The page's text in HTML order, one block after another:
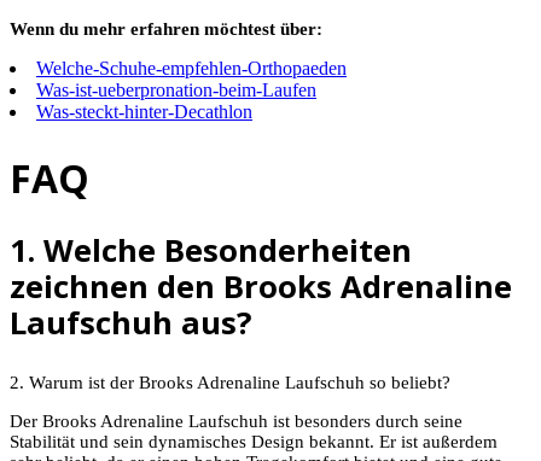
Wenn du mehr erfahren möchtest über:
Welche-Schuhe-empfehlen-Orthopaeden
Was-ist-ueberpronation-beim-Laufen
Was-steckt-hinter-Decathlon
FAQ
1. Welche Besonderheiten
zeichnen den Brooks Adrenaline
Laufschuh aus?
2. Warum ist der Brooks Adrenaline Laufschuh so beliebt?
Der Brooks Adrenaline Laufschuh ist besonders durch seine
Stabilität und sein dynamisches Design bekannt. Er ist außerdem